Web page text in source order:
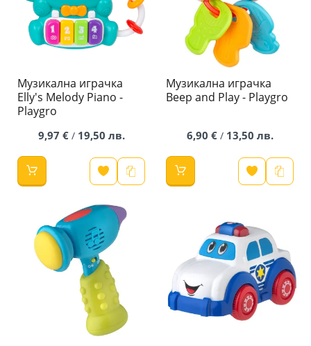
Музикална играчка
Elly's Melody Piano -
Playgro
9,97 €/ 19,50 лв.
Музикална играчка
Beep and Play - Playgro
6,90 €/ 13,50 лв.